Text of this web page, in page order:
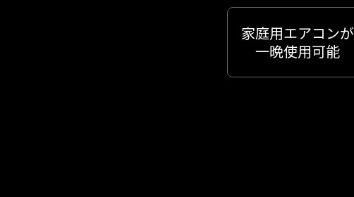
家庭用エアコンが
一晩使用可能